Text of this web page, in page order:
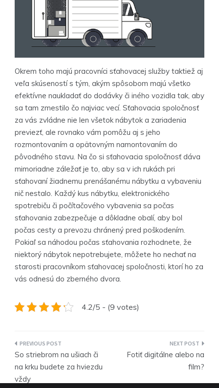
Okrem toho majú pracovníci sťahovacej služby taktiež aj
veľa skúseností s tým, akým spôsobom majú všetko
efektívne naukladať do dodávky či iného vozidla tak, aby
sa tam zmestilo čo najviac vecí. Sťahovacia spoločnosť
za vás zvládne nie len všetok nábytok a zariadenia
previezť, ale rovnako vám pomôžu aj s jeho
rozmontovaním a opätovným namontovaním do
pôvodného stavu. Na čo si sťahovacia spoločnosť dáva
mimoriadne záležať je to, aby sa v ich rukách pri
sťahovaní žiadnemu prenášanému nábytku a vybaveniu
nič nestalo. Každý kus nábytku, elektronického
spotrebiču či počítačového vybavenia sa počas
sťahovania zabezpečuje a dôkladne obalí, aby bol
počas cesty a prevozu chránený pred poškodením.
Pokiaľ sa náhodou počas sťahovania rozhodnete, že
niektorý nábytok nepotrebujete, môžete ho nechať na
starosti pracovníkom sťahovacej spoločnosti, ktorí ho za
vás odnesú do zberného dvora.
4.2/5 - (9 votes)
Navigace
pro
So striebrom na ušiach či
na krku budete za hviezdu
vždy
Fotiť digitálne alebo na
film?